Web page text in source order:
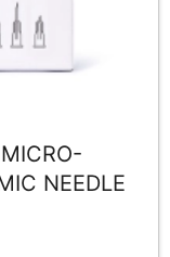
NEEDLE